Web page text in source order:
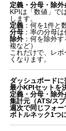
定義・分母・除外
KPIは「数値」で
します。
定義 ：何を1件と
分母 ：率の分母
除外：何を除外
複など）
これだけで、レ
くなります。
ダッシュボードに
最小KPIセットを
定義・分母・除
集計元（ATS/ス
週次で同じフォ
ボトルネック1つ